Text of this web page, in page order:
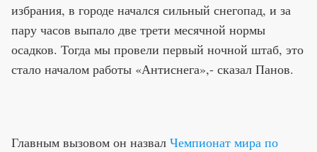
избрания, в городе начался сильный снегопад, и за
пару часов выпало две трети месячной нормы
осадков. Тогда мы провели первый ночной штаб, это
стало началом работы «Антиснега»,- сказал Панов.
Главным вызовом он назвал Чемпионат мира по